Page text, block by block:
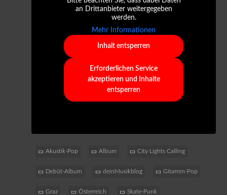
an Drittanbieter weitergegeben
werden.
Mehr Informationen
Inhalt entsperren
Erforderlichen Service
akzeptieren und Inhalte
entsperren
Akustik-Pop Album City Lights Calling
Debüt-Album deinMusikblog Gitarren-Pop
Graz Österreich Skate-Punk